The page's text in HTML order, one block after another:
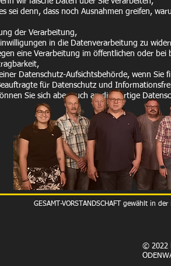
sei denn, dass noch Ausnahmen greifen,
der Verarbeitung,
in die Datenverarbeitung zu
eine Verarbeitung im öffentlichen oder bei
Datenschutz-Aufsichtsbehörde, wenn
für Datenschutz und
Sie sich aber auch an die dortige
GESAMT-VORSTANDSCHAFT gewählt in
© 2022